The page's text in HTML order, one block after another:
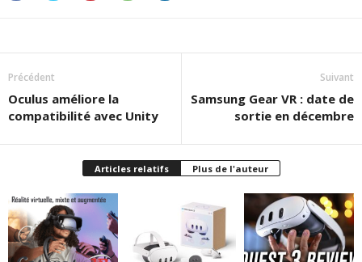
Précédent
Oculus améliore la
compatibilité avec Unity
Suivant
Samsung Gear VR : date de
sortie en décembre
Articles relatifs Plus de l'auteur